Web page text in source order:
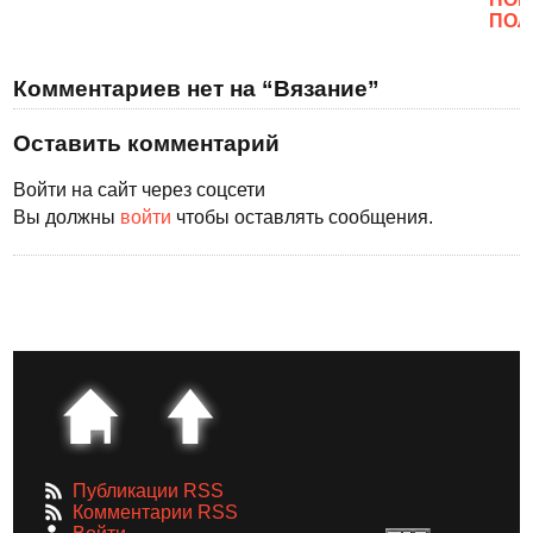
Комментариев нет на “Вязание”
Оставить комментарий
Войти на сайт через соцсети
Вы должны войти чтобы оставлять сообщения.
Публикации RSS
Комментарии RSS